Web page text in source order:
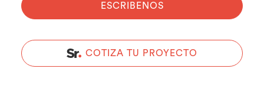
ESCRIBENOS
COTIZA TU PROYECTO